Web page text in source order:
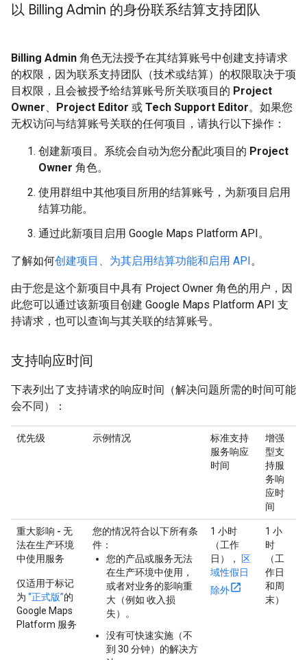
以 Billing Admin 的身份联系结算支持团队
Billing Admin 角色无法授予在其结算账号中创建支持请求
的权限，因为联系支持团队（技术或结算）的权限取决于项
目权限，且会被授予给结算账号所关联项目的 Project
Owner
Project Editor 或 Tech Support Editor。如果您
无权访问与结算账号关联的任何项目，请执行以下操作：
创建新项目。系统会自动为您分配此项目的 Project
Owner 角色。
使用群组中其他项目所用的结算账号，为新项目启用
结算功能。
通过此新项目启用 Google Maps Platform API。
了解如何创建项目、为其启用结算功能和启用 API。
由于您是这个新项目中具有 Project Owner 角色的用户，因
此您可以通过该新项目创建 Google Maps Platform API 支
持请求，也可以查询与其关联的结算账号。
支持响应时间
下表列出了支持请求的响应时间（解决问题所需的时间可能
会不同）：
优先级 示例情况
标准支持
服务响应
时间
增强
型支
持服
务响
应时
间
重大影响 - 无
法在生产环境
中使用服务
仅适用于标记
为 “正式版”的
Google Maps
Platform 服务
您的情况符合以下所有条
件：
您的产品或服务无法
在生产环境中使用，
或者对业务的影响重
大（例如 收入损
失）。
没有可快速实施（不
到 30 分钟）的解决方
1 小时
（工作
日），
区
域性假日
除外
1 小
时
（工
作日
和周
末）